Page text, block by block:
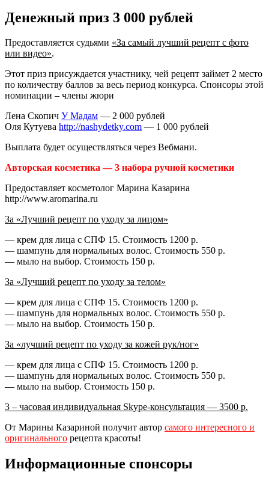
Денежный приз 3 000 рублей
Предоставляется судьями «За самый лучший рецепт с фото
или видео».
Этот приз присуждается участнику, чей рецепт займет 2 место
по количеству баллов за весь период конкурса. Спонсоры этой
номинации – члены жюри
Лена Скопич У Мадам — 2 000 рублей
Оля Кутуева http://nashydetky.com — 1 000 рублей
Выплата будет осуществляться через Вебмани.
Aвторская косметика — 3 набора ручной косметики
Предоставляет косметолог Марина Казарина
http://www.aromarina.ru
За «Лучший рецепт по уходу за лицом»
— крем для лица с СПФ 15. Стоимость 1200 р.
— шампунь для нормальных волос. Стоимость 550 р.
— мыло на выбор. Стоимость 150 р.
За «Лучший рецепт по уходу за телом»
— крем для лица с СПФ 15. Стоимость 1200 р.
— шампунь для нормальных волос. Стоимость 550 р.
— мыло на выбор. Стоимость 150 р.
За «лучший рецепт по уходу за кожей рук/ног»
— крем для лица с СПФ 15. Стоимость 1200 р.
— шампунь для нормальных волос. Стоимость 550 р.
— мыло на выбор. Стоимость 150 р.
3 – часовая индивидуальная Skype-консультация — 3500 р.
От Марины Казариной получит автор самого интересного и
оригинального рецепта красоты!
Информационные спонсоры